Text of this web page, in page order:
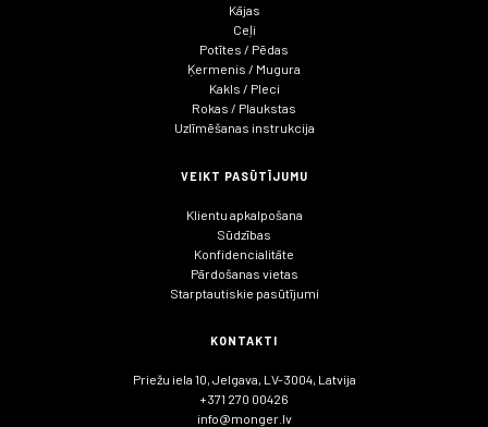
Kājas
Ceļi
Potītes / Pēdas
Ķermenis / Mugura
Kakls / Pleci
Rokas / Plaukstas
Uzlīmēšanas instrukcija
VEIKT PASŪTĪJUMU
Klientu apkalpošana
Sūdzības
Konfidencialitāte
Pārdošanas vietas
Starptautiskie pasūtījumi
KONTAKTI
Priežu iela 10, Jelgava, LV-3004, Latvija
+371 270 00426
info@monger.lv